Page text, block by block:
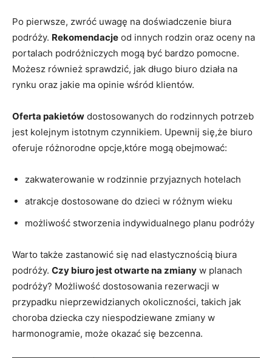
Po pierwsze, zwróć uwagę na doświadczenie biura
podróży.⁤ Rekomendacje od innych rodzin oraz oceny na
portalach podróżniczych mogą być bardzo pomocne.
Możesz również sprawdzić, jak długo biuro działa na
rynku oraz jakie ma​ opinie wśród klientów.
Oferta pakietów dostosowanych ‍do rodzinnych potrzeb
jest kolejnym istotnym czynnikiem. Upewnij ​się,że biuro
oferuje różnorodne opcje,które mogą obejmować:
zakwaterowanie w rodzinnie przyjaznych​ hotelach
atrakcje⁣ dostosowane do dzieci w różnym wieku
możliwość stworzenia indywidualnego planu podróży
Warto także zastanowić‍ się nad elastycznością biura
podróży. Czy biuro jest ⁣otwarte na ⁤zmiany w planach
podróży? Możliwość dostosowania rezerwacji w
przypadku nieprzewidzianych okoliczności, takich jak
choroba dziecka czy niespodziewane zmiany ⁤w
harmonogramie, może‌ okazać się bezcenna.